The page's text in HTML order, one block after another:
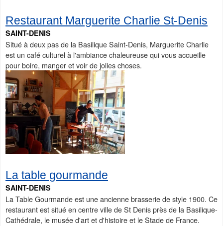
Restaurant Marguerite Charlie St-Denis
SAINT-DENIS
Situé à deux pas de la Basilique Saint-Denis, Marguerite Charlie
est un café culturel à l'ambiance chaleureuse qui vous accueille
pour boire, manger et voir de jolies choses.
La table gourmande
SAINT-DENIS
La Table Gourmande est une ancienne brasserie de style 1900. Ce
restaurant est situé en centre ville de St Denis près de la Basilique-
Cathédrale, le musée d'art et d'histoire et le Stade de France.